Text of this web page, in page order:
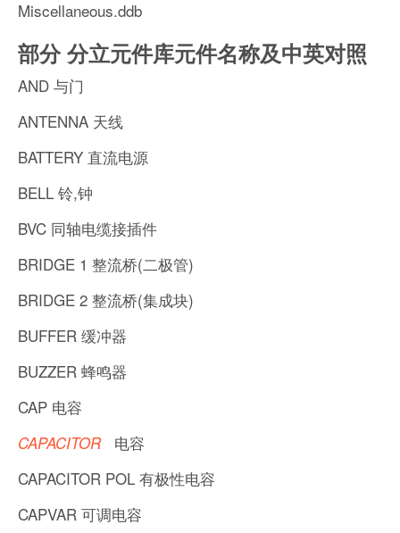
Miscellaneous.ddb
部分 分立元件库元件名称及中英对照
AND 与门
ANTENNA 天线
BATTERY 直流电源
BELL 铃,钟
BVC 同轴电缆接插件
BRIDGE 1 整流桥(二极管)
BRIDGE 2 整流桥(集成块)
BUFFER 缓冲器
BUZZER 蜂鸣器
CAP 电容
CAPACITOR
电容
CAPACITOR POL 有极性电容
CAPVAR 可调电容